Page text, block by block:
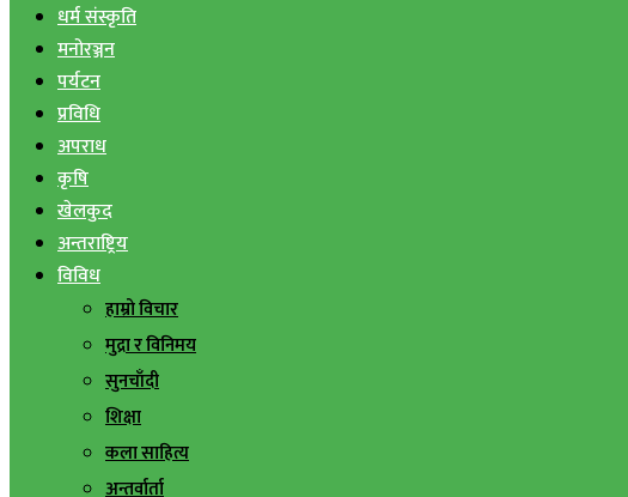
धर्म संस्कृति
मनोरञ्जन
पर्यटन
प्रविधि
अपराध
कृषि
खेलकुद
अन्तराष्ट्रिय
विविध
हाम्रो विचार
मुद्रा र विनिमय
सुनचाँदी
शिक्षा
कला साहित्य
अन्तर्वार्ता